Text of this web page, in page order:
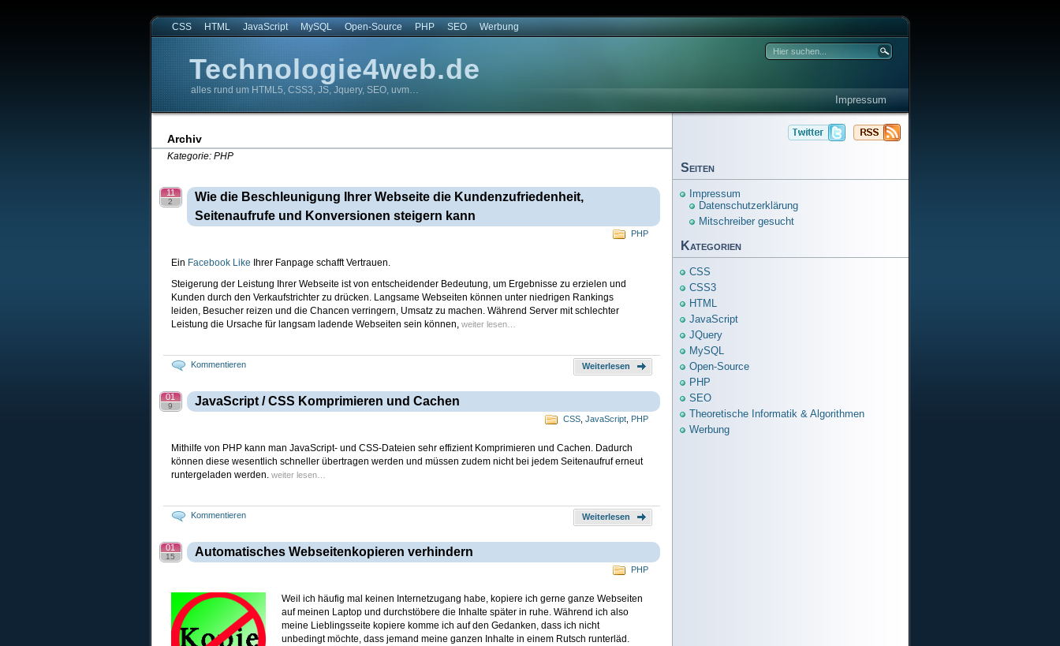
CSS HTML JavaScript MySQL Open-Source PHP SEO Werbung
Technologie4web.de
alles rund um HTML5, CSS3, JS, Jquery, SEO, uvm…
Impressum
Archiv
Kategorie: PHP
Wie die Beschleunigung Ihrer Webseite die Kundenzufriedenheit,
Seitenaufrufe und Konversionen steigern kann
11
2
PHP
Ein Facebook Like Ihrer Fanpage schafft Vertrauen.
Steigerung der Leistung Ihrer Webseite ist von entscheidender Bedeutung, um Ergebnisse zu erzielen und
Kunden durch den Verkaufstrichter zu drücken. Langsame Webseiten können unter niedrigen Rankings
leiden, Besucher reizen und die Chancen verringern, Umsatz zu machen. Während Server mit schlechter
Leistung die Ursache für langsam ladende Webseiten sein können, weiter lesen…
Kommentieren Weiterlesen
JavaScript / CSS Komprimieren und Cachen
01
9
CSS JavaScript PHP
Mithilfe von PHP kann man JavaScript- und CSS-Dateien sehr effizient Komprimieren und Cachen. Dadurch
können diese wesentlich schneller übertragen werden und müssen zudem nicht bei jedem Seitenaufruf erneut
runtergeladen werden. weiter lesen…
Kommentieren Weiterlesen
Automatisches Webseitenkopieren verhindern
01
15
PHP
Weil ich häufig mal keinen Internetzugang habe, kopiere ich gerne ganze Webseiten
auf meinen Laptop und durchstöbere die Inhalte später in ruhe. Während ich also
meine Lieblingsseite kopiere komme ich auf den Gedanken, dass ich nicht
unbedingt möchte, dass jemand meine ganzen Inhalte in einem Rutsch runterläd.
Seiten
Impressum
Datenschutzerklärung
Mitschreiber gesucht
Kategorien
CSS
CSS3
HTML
JavaScript
JQuery
MySQL
Open-Source
PHP
SEO
Theoretische Informatik & Algorithmen
Werbung